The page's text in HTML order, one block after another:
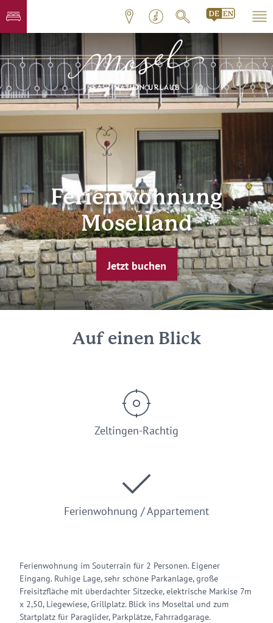
Ferienwohnung
Moselland
Jetzt buchen
Auf einen Blick
Zeltingen-Rachtig
Ferienwohnung / Appartement
Ferienwohnung im Souterrain für 2 Personen. Eigener
Eingang. Ruhige Lage, sehr schöne Parkanlage, große
Freisitzfläche mit überdachter Sitzecke, elektrische Markise 7m
x 2,50, Liegewiese, Grillplatz. Blick ins Moseltal und zum
Startplatz für Paraglider, Parkplätze, Fahrradgarage.